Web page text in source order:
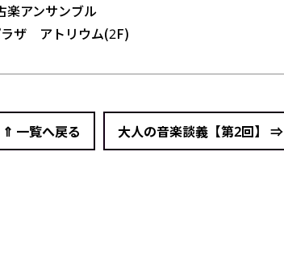
楽アンサンブル
ラザ アトリウム(2F)
⇑ 一覧へ戻る 大人の音楽談義【第2回】 ⇒